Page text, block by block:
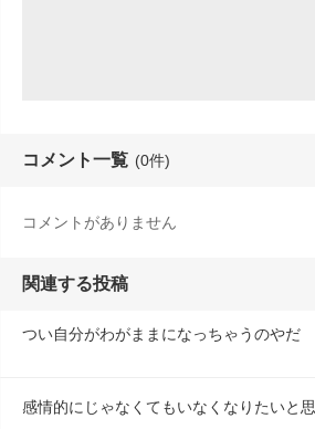
コメント一覧 (0件)
コメントがありません
関連する投稿
つい自分がわがままになっちゃうのやだ
感情的にじゃなくてもいなくなりたいと